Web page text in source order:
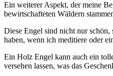
Ein weiterer Aspekt, der meine
bewirtschafteten ⁤Wäldern
Diese Engel sind nicht nur schön,
haben, wenn ich meditiere ‍oder
Ein ⁤Holz Engel‌ kann auch ein
versehen lassen, ‌was⁤ das